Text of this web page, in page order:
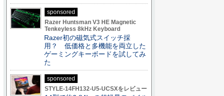
sponsored
Razer Huntsman V3 HE Magnetic
Tenkeyless 8kHz Keyboard
Razer初の磁気式スイッチ採
用？ 低価格と多機能を両立した
ゲーミングキーボードを試してみ
た
sponsored
STYLE-14FH132-U5-UCSXをレビュー